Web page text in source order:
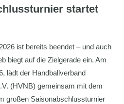
startet
ist bereits beendet – und auch
biegt auf die Zielgerade ein. Am
lädt der Handballverband
(HVNB) gemeinsam mit dem
großen Saisonabschlussturnier